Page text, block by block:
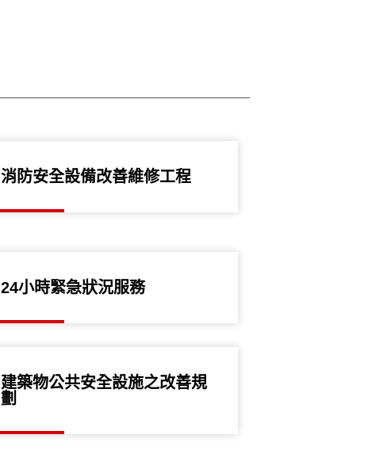
消防安全設備改善維修工程
24小時緊急狀況服務
建築物公共安全設施之改善規
劃